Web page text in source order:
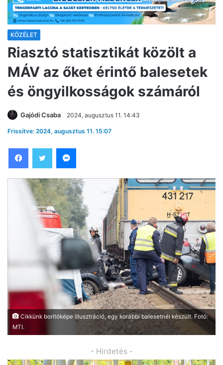
KÖZÉLET
Riasztó statisztikát közölt a
MÁV az őket érintő balesetek
és öngyilkosságok számáról
Gajódi Csaba 2024, augusztus 11. 14:43
Frissítve: 2024, augusztus 11. 15:07
Cikkünk borítóképe illusztráció, egy korábbi balesetnél készült. Fotó:
MTI.
- Hirdetés -